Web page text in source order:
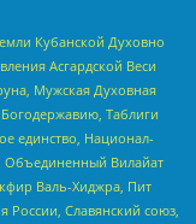
Кубанской Духовно
Асгардской Веси
Мужская Духовная
Таблиги
единство, Национал-
Объединенный Вилайат
Валь-Хиджра, Пит
России, Славянский союз,